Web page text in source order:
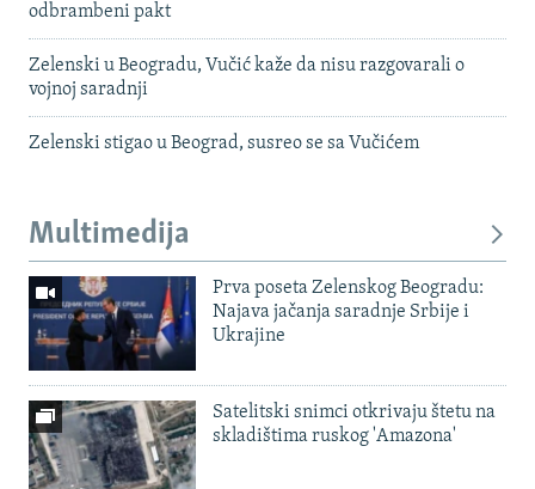
odbrambeni pakt
Zelenski u Beogradu, Vučić kaže da nisu razgovarali o
vojnoj saradnji
Zelenski stigao u Beograd, susreo se sa Vučićem
Multimedija
Prva poseta Zelenskog Beogradu:
Najava jačanja saradnje Srbije i
Ukrajine
Satelitski snimci otkrivaju štetu na
skladištima ruskog 'Amazona'